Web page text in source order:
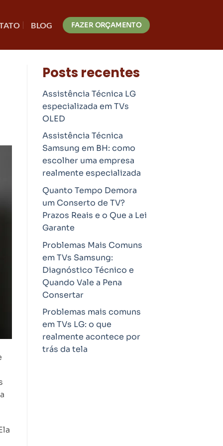
BLOG FAZER ORÇAMENTO
Posts recentes
Assistência Técnica LG
especializada em TVs
OLED
Assistência Técnica
Samsung em BH: como
escolher uma empresa
realmente especializada
Quanto Tempo Demora
um Conserto de TV?
Prazos Reais e o Que a Lei
Garante
Problemas Mais Comuns
em TVs Samsung:
Diagnóstico Técnico e
Quando Vale a Pena
Consertar
Problemas mais comuns
em TVs LG: o que
realmente acontece por
trás da tela